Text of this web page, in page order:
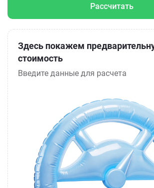
Рассчитать
Здесь покажем
стоимость
Введите данные для расчета